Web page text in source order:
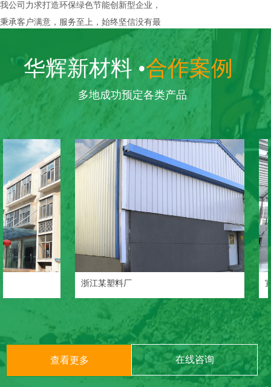
我公司力求打造环保绿色节能创新型企业，
秉承客户满意，服务至上，始终坚信没有最
好,只有更好的理念.“华辉人”至今已成立20
余年，我们将持之以恒发挥近二十余年来的
的创业创新精神, 努力逐步打造国内外先进
的非金属新材料生产创新型企业。
人文优
势
华辉新材料•合作案例
多地成功预定各类产品
浙江某塑料厂 宣城某
查看更多 在线咨询